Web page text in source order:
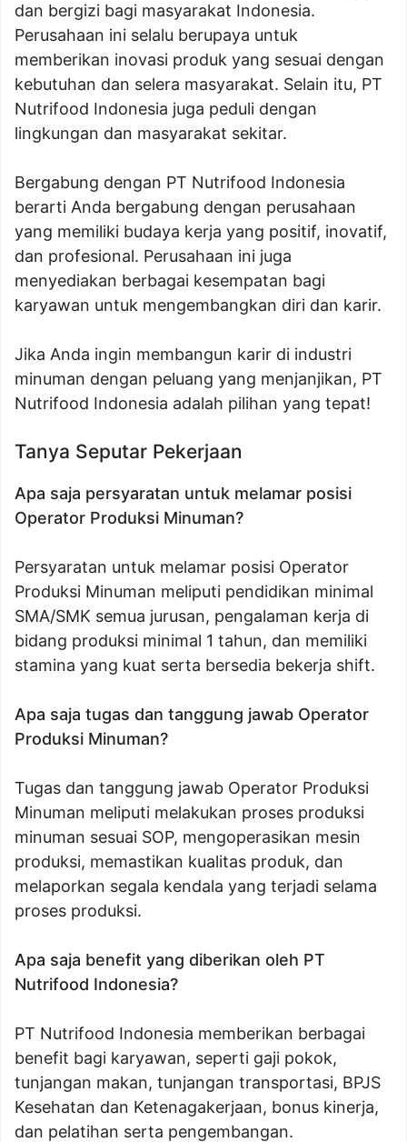
dan bergizi bagi masyarakat Indonesia.
Perusahaan ini selalu berupaya untuk
memberikan inovasi produk yang sesuai dengan
kebutuhan dan selera masyarakat. Selain itu, PT
Nutrifood Indonesia juga peduli dengan
lingkungan dan masyarakat sekitar.
Bergabung dengan PT Nutrifood Indonesia
berarti Anda bergabung dengan perusahaan
yang memiliki budaya kerja yang positif, inovatif,
dan profesional. Perusahaan ini juga
menyediakan berbagai kesempatan bagi
karyawan untuk mengembangkan diri dan karir.
Jika Anda ingin membangun karir di industri
minuman dengan peluang yang menjanjikan, PT
Nutrifood Indonesia adalah pilihan yang tepat!
Tanya Seputar Pekerjaan
Apa saja persyaratan untuk melamar posisi
Operator Produksi Minuman?
Persyaratan untuk melamar posisi Operator
Produksi Minuman meliputi pendidikan minimal
SMA/SMK semua jurusan, pengalaman kerja di
bidang produksi minimal 1 tahun, dan memiliki
stamina yang kuat serta bersedia bekerja shift.
Apa saja tugas dan tanggung jawab Operator
Produksi Minuman?
Tugas dan tanggung jawab Operator Produksi
Minuman meliputi melakukan proses produksi
minuman sesuai SOP, mengoperasikan mesin
produksi, memastikan kualitas produk, dan
melaporkan segala kendala yang terjadi selama
proses produksi.
Apa saja benefit yang diberikan oleh PT
Nutrifood Indonesia?
PT Nutrifood Indonesia memberikan berbagai
benefit bagi karyawan, seperti gaji pokok,
tunjangan makan, tunjangan transportasi, BPJS
Kesehatan dan Ketenagakerjaan, bonus kinerja,
dan pelatihan serta pengembangan.